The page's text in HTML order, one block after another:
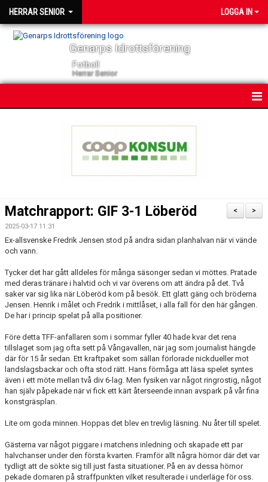
HERRAR SENIOR LOGGA IN
Genarps Idrottsförening
Fotboll
Herrar Senior
TRUPPEN
SERIER
MATCHER
EKEVALLEN IP
BILDER
STATISTIK
ÅRSKORT A-LAG 2026
>
<
Matchrapport: GIF 3-1 Löberöd
2025-03-17 11:31
Ex-allsvenske Fredrik Jensen stod på andra sidan planhalvan när vi vände
och vann.
Tycker det har gått alldeles för många säsonger sedan vi möttes. Pratade
med deras tränare i halvtid och vi var överens om att ändra på det. Två
saker var sig lika när Löberöd kom på besök. Ett glatt gäng och bröderna
Jensen. Henrik i målet och Fredrik i mittlåset, i alla fall för den här gången.
De har i princip spelat på alla positioner.
Före detta TFF-anfallaren som i sommar fyller 40 hade kvar det rena
tillslaget som jag ofta sett på Vångavallen, när jag som journalist hängde
där för 15 år sedan. Ett kraftpaket som sällan förlorade nickdueller mot
landslagsbackar och ofta stod rätt. Hans förmåga att läsa spelet syntes
även i ett möte mellan två div 6-lag. Men fysiken var något ringrostig, något
han själv påpekade när vi fick ett kärt återseende innan avspark på vår fina
konstgräsplan.
Lite om goda minnen. Hoppas det blev en trevlig läsning. Nu åter till spelet.
Gästerna var något piggare i matchens inledning och skapade ett par
halvchanser under den första kvarten. Framför allt några hörnor där det var
tydligt att de sökte sig till just fasta situationer. På en av dessa hörnor
pekade domaren på straffpunkten vilket resulterade i underläge för oss.